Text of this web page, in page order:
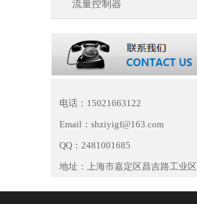
流量控制器
电话：15021663122
Email：shziyigf@163.com
QQ：2481001685
地址：上海市嘉定区昌吉路工业区